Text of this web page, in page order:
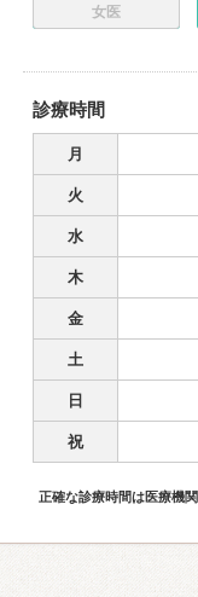
女医
診療時間
月
火
水
木
金
土
日
祝
正確な診療時間は医療機